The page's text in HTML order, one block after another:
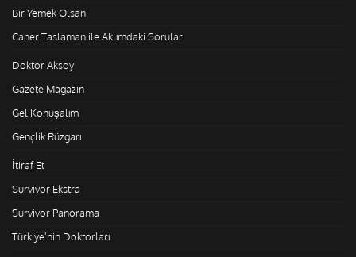
Bir Yemek Olsan
Caner Taslaman ile Aklımdaki Sorular
Doktor Aksoy
Gazete Magazin
Gel Konuşalım
Gençlik Rüzgarı
İtiraf Et
Survivor Ekstra
Survivor Panorama
Türkiye'nin Doktorları